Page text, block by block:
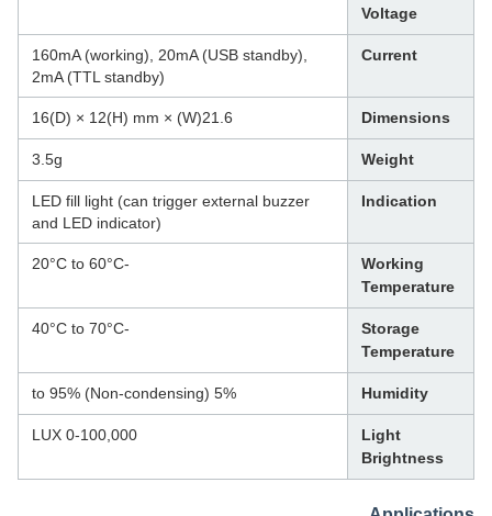
Voltage
Current
160mA (working), 20mA (USB standby),
2mA (TTL standby)
Dimensions
21.6(W) × 16(D) × 12(H) mm
Weight
3.5g
Indication
LED fill light (can trigger external buzzer
and LED indicator)
Working
Temperature
-20°C to 60°C
Storage
Temperature
-40°C to 70°C
Humidity
5% to 95% (Non-condensing)
Light
Brightness
0-100,000 LUX